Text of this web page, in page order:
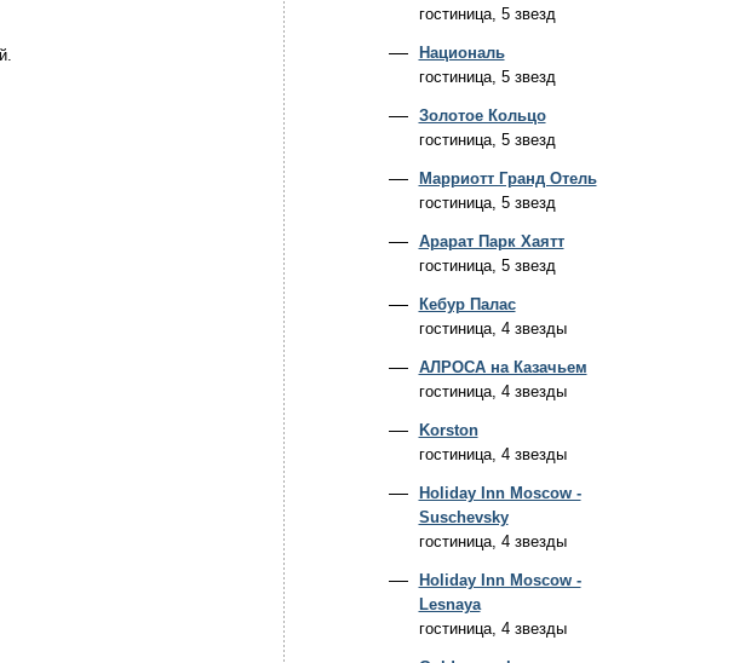
гостиница, 5 звезд
Националь
гостиница, 5 звезд
Золотое Кольцо
гостиница, 5 звезд
Марриотт Гранд Отель
гостиница, 5 звезд
Арарат Парк Хаятт
гостиница, 5 звезд
Кебур Палас
гостиница, 4 звезды
АЛРОСА на Казачьем
гостиница, 4 звезды
Korston
гостиница, 4 звезды
Holiday Inn Moscow -
Suschevsky
гостиница, 4 звезды
Holiday Inn Moscow -
Lesnaya
гостиница, 4 звезды